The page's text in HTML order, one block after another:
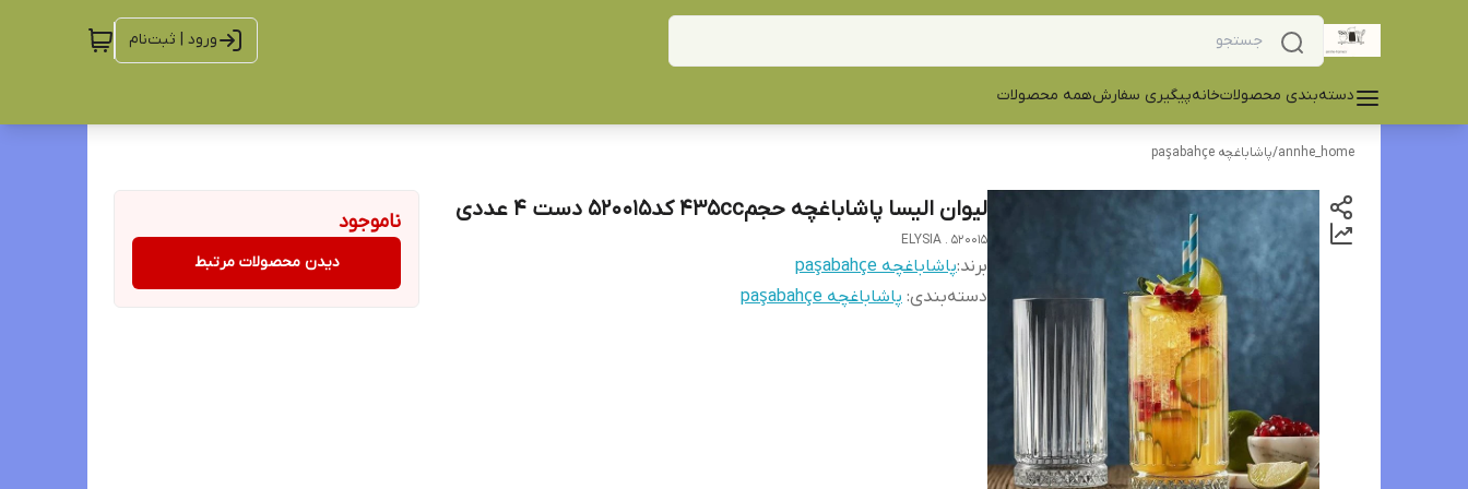
ورود | ثبت‌نام
دسته‌بندی محصولاتخانهپیگیری سفارشهمه محصولات
annhe_home
/پاشاباغچه paşabahçe
لیوان الیسا پاشاباغچه حجم۴۳۵cc کد۵۲۰۰۱۵ دست ۴ عددی
ELYSIA . 520015
برند:پاشاباغچه paşabahçe
دسته‌بندی: پاشاباغچه paşabahçe
ناموجود
دیدن محصولات مرتبط